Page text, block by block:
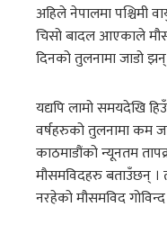
अहिले नेपालमा पश्चिमी
चिसो बादल आएकाले
दिनको तुलनामा जाडो
यद्यपि लामो समयदेखि
वर्षहरुको तुलनामा कम
काठमाडौंको न्यूनतम
मौसमविदहरु बताउँछन् ।
नरहेको मौसमविद